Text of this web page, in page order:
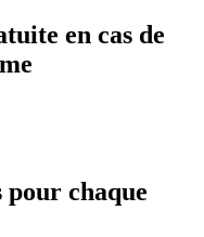
en cas de
pour chaque